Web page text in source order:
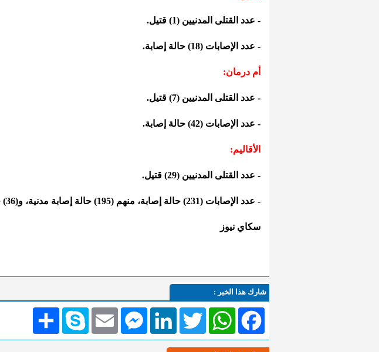
- عدد القتلى المدنيين (1) قتيل.
- عدد الإصابات (18) حالة إصابة.
أم درمان:
- عدد القتلى المدنيين (7) قتيل.
- عدد الإصابات (42) حالة إصابة.
الأقاليم:
- عدد القتلى المدنيين (29) قتيل.
- عدد الإصابات (231) حالة إصابة، منهم (195) حالة إصابة مدنية، و(36) حالة إصابة عسكرية.
سكاي نيوز
شارك هذا الخبر :
انشر Skype EmailMessengerLinkedIn TwitterWhatsAppFacebook